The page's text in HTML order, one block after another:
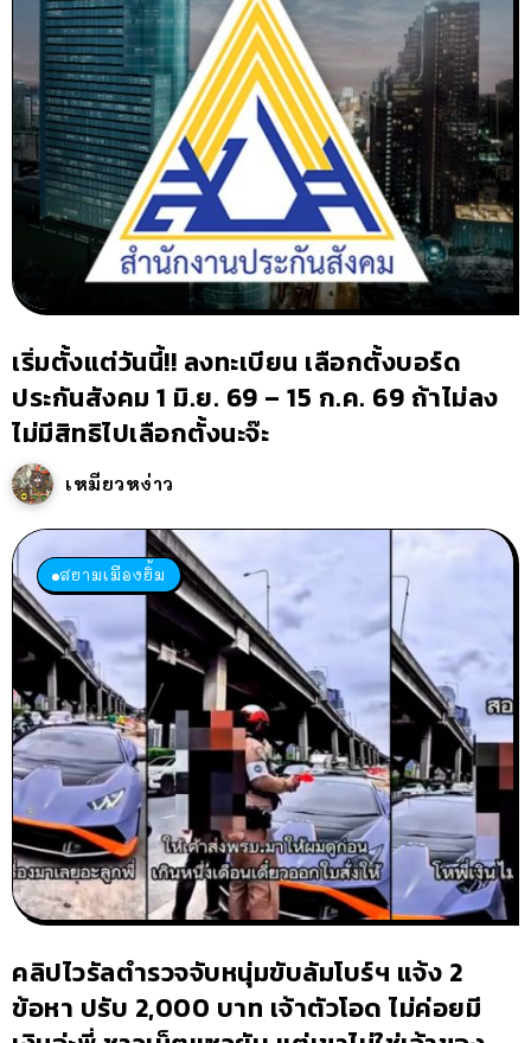
เริ่มตั้งแต่วันนี้!! ลงทะเบียน เลือกตั้งบอร์ด
ประกันสังคม 1 มิ.ย. 69 – 15 ก.ค. 69 ถ้าไม่ลง
ไม่มีสิทธิไปเลือกตั้งนะจ๊ะ
เหมียวหง่าว
สยามเมืองยิ้ม
คลิปไวรัลตำรวจจับหนุ่มขับลัมโบร์ฯ แจ้ง 2
ข้อหา ปรับ 2,000 บาท เจ้าตัวโอด ไม่ค่อยมี